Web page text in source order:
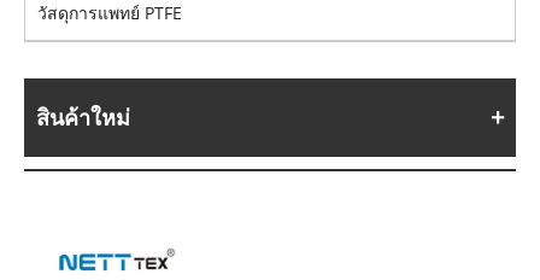
วัสดุการแพทย์ PTFE
สินค้าใหม่